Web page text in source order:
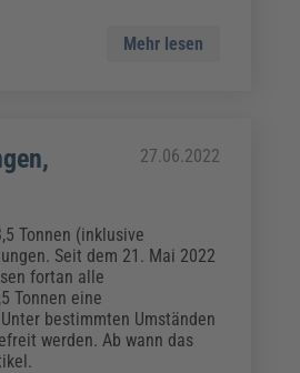
Mehr lesen
27.06.2022
Tonnen (inklusive
Seit dem 21. Mai 2022
fortan alle
Tonnen eine
bestimmten Umständen
werden. Ab wann das